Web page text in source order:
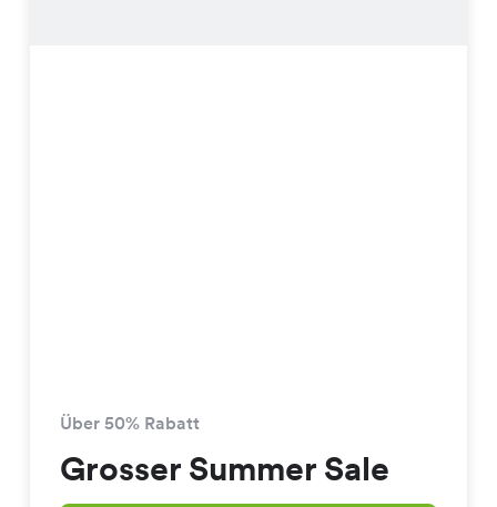
Über 50% Rabatt
Grosser Summer Sale